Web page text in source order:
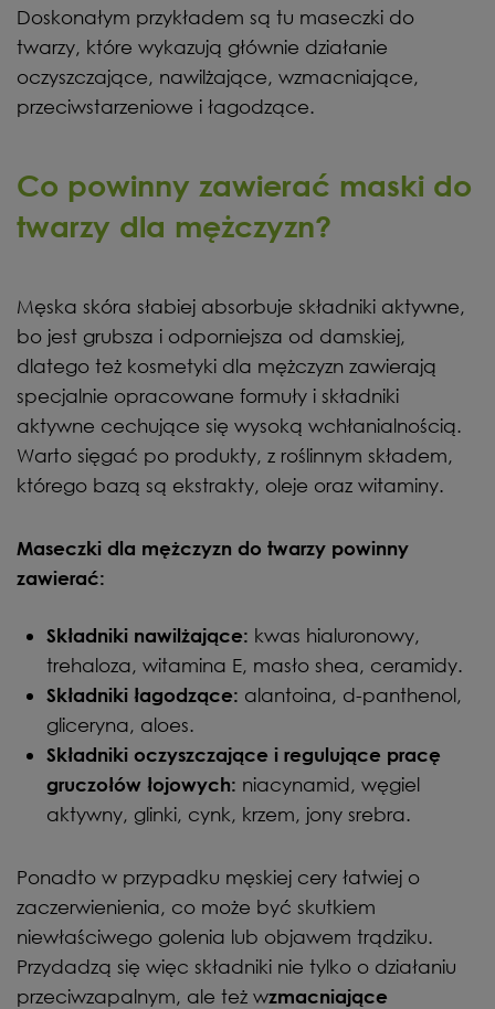
Doskonałym przykładem są tu maseczki do
twarzy, które wykazują głównie działanie
oczyszczające, nawilżające, wzmacniające,
przeciwstarzeniowe i łagodzące.
Co powinny zawierać maski do
twarzy dla mężczyzn?
Męska skóra słabiej absorbuje składniki aktywne,
bo jest grubsza i odporniejsza od damskiej,
dlatego też kosmetyki dla mężczyzn zawierają
specjalnie opracowane formuły i składniki
aktywne cechujące się wysoką wchłanialnością.
Warto sięgać po produkty, z roślinnym składem,
którego bazą są ekstrakty, oleje oraz witaminy.
Maseczki dla mężczyzn do twarzy powinny
zawierać:
Składniki nawilżające: kwas hialuronowy,
trehaloza, witamina E, masło shea, ceramidy.
Składniki łagodzące: alantoina, d-panthenol,
gliceryna, aloes.
Składniki oczyszczające i regulujące pracę
gruczołów łojowych: niacynamid, węgiel
aktywny, glinki, cynk, krzem, jony srebra.
Ponadto w przypadku męskiej cery łatwiej o
zaczerwienienia, co może być skutkiem
niewłaściwego golenia lub objawem trądziku.
Przydadzą się więc składniki nie tylko o działaniu
przeciwzapalnym, ale też wzmacniające